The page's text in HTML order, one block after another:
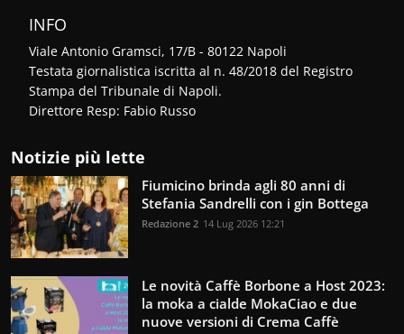
INFO
Viale Antonio Gramsci, 17/B - 80122 Napoli
Testata giornalistica iscritta al n. 48/2018 del Registro
Stampa del Tribunale di Napoli.
Direttore Resp: Fabio Russo
Notizie più lette
Fiumicino brinda agli 80 anni di
Stefania Sandrelli con i gin Bottega
Redazione 2 14 Lug 2026 12:21
Le novità Caffè Borbone a Host 2023:
la moka a cialde MokaCiao e due
nuove versioni di Crema Caffè